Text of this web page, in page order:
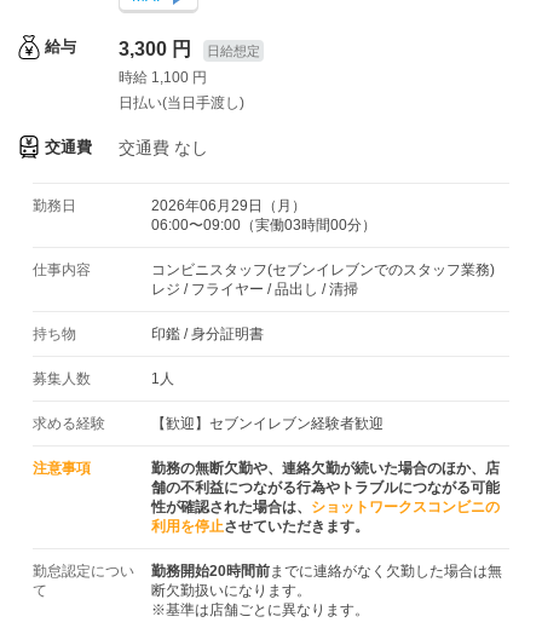
給与 3,300 円 日給想定
時給 1,100 円
日払い(当日手渡し)
交通費 交通費 なし
勤務日
2026年06月29日（月）
06:00〜09:00（実働03時間00分）
仕事内容
コンビニスタッフ(セブンイレブンでのスタッフ業務)
レジ / フライヤー / 品出し / 清掃
持ち物 印鑑 /身分証明書
募集人数 1人
求める経験 【歓迎】セブンイレブン経験者歓迎
注意事項
勤務の無断欠勤や、連絡欠勤が続いた場合のほか、店
舗の不利益につながる行為やトラブルにつながる可能
性が確認された場合は、
ショットワークスコンビニの
利用を停止させていただきます。
勤怠認定につい
て
勤務開始20時間前までに連絡がなく欠勤した場合は無
断欠勤扱いになります。
※基準は店舗ごとに異なります。